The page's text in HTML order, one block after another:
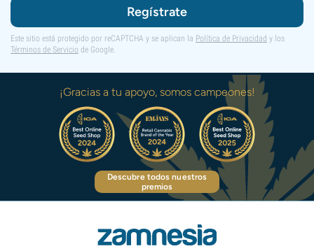
Regístrate
Este sitio está protegido por reCAPTCHA y se aplican la Política de Privacidad y los
Términos de Servicio de Google.
¡Gracias a tu apoyo, somos campeones!
Descubre todos nuestros
premios